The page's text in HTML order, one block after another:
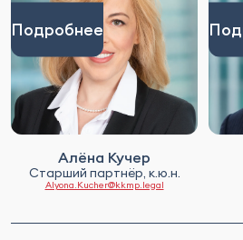
Подробнее
Алёна Кучер
Старший партнёр, к.ю.н.
Alyona.Kucher@kkmp.legal